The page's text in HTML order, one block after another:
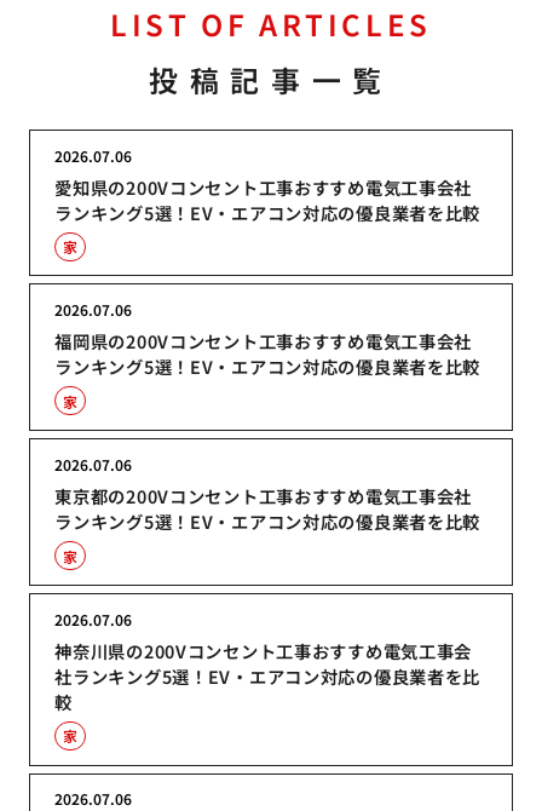
LIST OF ARTICLES
投稿記事一覧
愛知県の200Vコンセント工事おすすめ電気工事会社
ランキング5選！EV・エアコン対応の優良業者を比較
2026.07.06
家
福岡県の200Vコンセント工事おすすめ電気工事会社
ランキング5選！EV・エアコン対応の優良業者を比較
2026.07.06
家
東京都の200Vコンセント工事おすすめ電気工事会社
ランキング5選！EV・エアコン対応の優良業者を比較
2026.07.06
家
神奈川県の200Vコンセント工事おすすめ電気工事会
社ランキング5選！EV・エアコン対応の優良業者を比
較
2026.07.06
家
2026.07.06